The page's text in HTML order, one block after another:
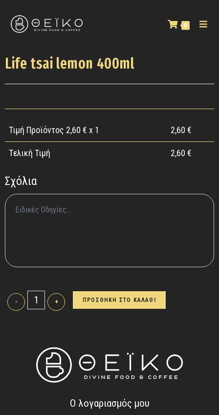
0
Life tsai lemon 400ml
Τιμή Προϊόντος 2,60 € x 1 2,60 €
Tελική Τιμή 2,60 €
Σχόλια
- + ΠΡΟΣΘΗΚΗ ΣΤΟ ΚΑΛΑΘΙ
Ο λογαριασμός μου